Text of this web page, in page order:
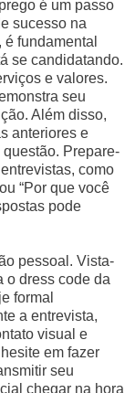
é um passo
sucesso na
fundamental
se candidatando.
e valores.
seu
Além disso,
anteriores e
Prepare-
como
“Por que você
pode
pessoal. Vista-
o dress code da
formal
a entrevista,
visual e
em fazer
seu
chegar na hora